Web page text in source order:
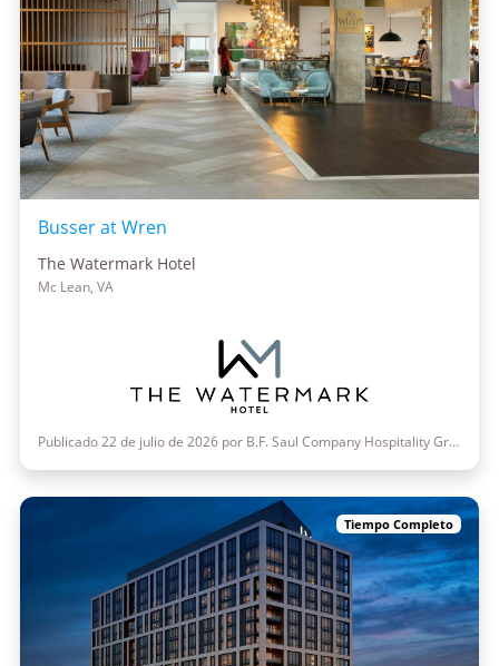
Busser at Wren
The Watermark Hotel
Mc Lean, VA
Publicado 22 de julio de 2026 por B.F. Saul Company Hospitality Group
Tiempo Completo